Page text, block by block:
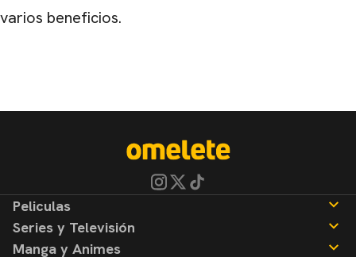
varios beneficios.
Peliculas
Noticias
Reseñas
Series y Televisión
Manga y Animes